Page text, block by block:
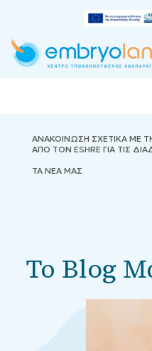
ΑΝΑΚΟΙΝΩΣΗ ΣΧΕΤΙΚΑ ΜΕ
ΑΠΟ ΤΟΝ ESHRE ΓΙΑ ΤΙΣ
ΤΑ ΝΕΑ ΜΑΣ
Το Blog